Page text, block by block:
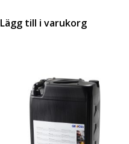
Lägg till i varukorg